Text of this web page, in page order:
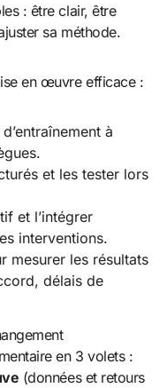
: être clair, être
sa méthode.
en œuvre efficace :
à
et les tester lors
et l’intégrer
interventions.
mesurer les résultats
délais de
en 3 volets :
(données et retours